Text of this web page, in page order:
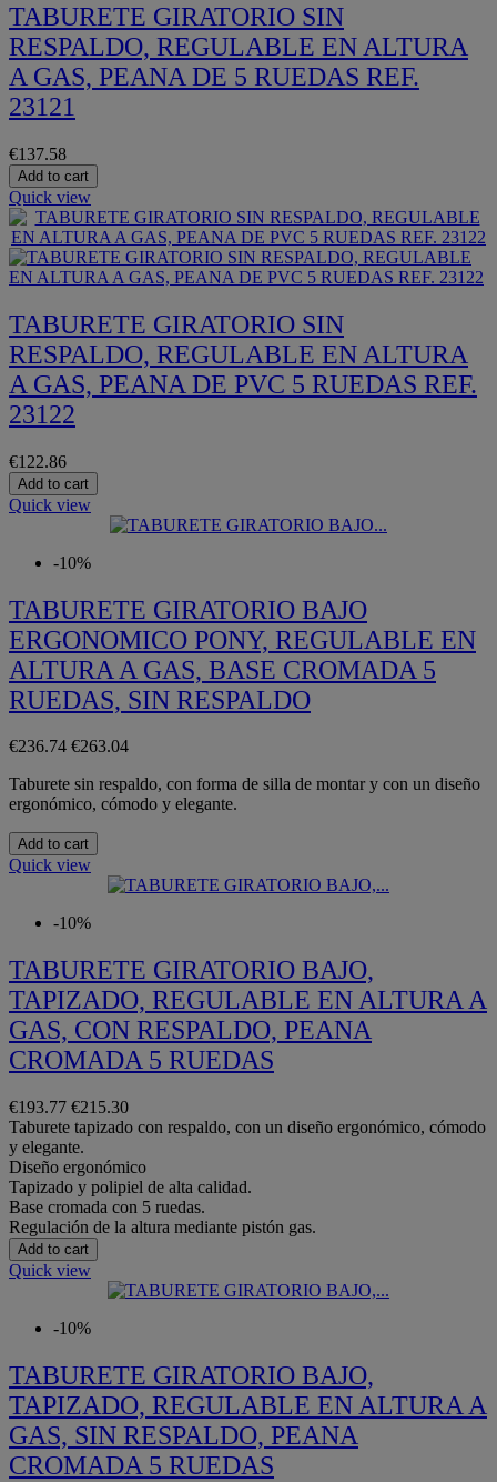
TABURETE GIRATORIO SIN
RESPALDO, REGULABLE EN ALTURA
A GAS, PEANA DE 5 RUEDAS REF.
23121
€137.58
Add to cart
Quick view
TABURETE GIRATORIO SIN
RESPALDO, REGULABLE EN ALTURA
A GAS, PEANA DE PVC 5 RUEDAS REF.
23122
€122.86
Add to cart
Quick view
-10%
TABURETE GIRATORIO BAJO
ERGONOMICO PONY, REGULABLE EN
ALTURA A GAS, BASE CROMADA 5
RUEDAS, SIN RESPALDO
€236.74 €263.04
​Taburete sin respaldo, con forma de silla de montar y con un diseño
ergonómico, cómodo y elegante.
Add to cart
Quick view
-10%
TABURETE GIRATORIO BAJO,
TAPIZADO, REGULABLE EN ALTURA A
GAS, CON RESPALDO, PEANA
CROMADA 5 RUEDAS
€193.77 €215.30
​Taburete tapizado con respaldo, con un diseño ergonómico, cómodo
y elegante.
Diseño ergonómico
Tapizado y polipiel de alta calidad.
Base cromada con 5 ruedas.
Regulación de la altura mediante pistón gas.
Add to cart
Quick view
-10%
TABURETE GIRATORIO BAJO,
TAPIZADO, REGULABLE EN ALTURA A
GAS, SIN RESPALDO, PEANA
CROMADA 5 RUEDAS